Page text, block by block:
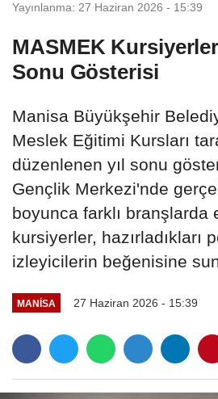
Yayınlanma: 27 Haziran 2026 - 15:39
MASMEK
Sonu Gösterisi
Manisa Büyükşehir
Meslek Eğitimi Kursları
düzenlenen yıl sonu
Gençlik Merkezi'nde
boyunca farklı branşlarda
kursiyerler, hazırladıkları
izleyicilerin beğenisine
MANİSA 27 Haziran 2026 - 15:39